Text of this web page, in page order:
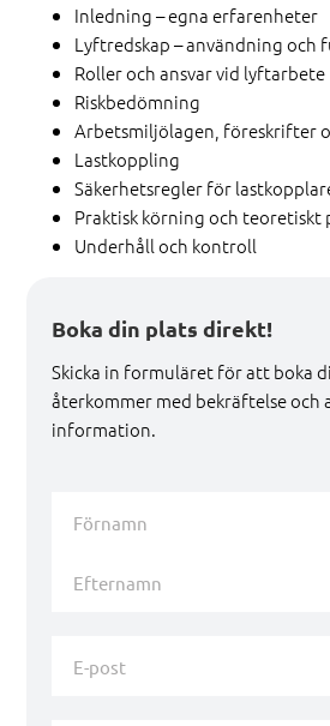
Inledning – egna erfarenheter
Lyftredskap – användning och
Roller och ansvar vid lyftarbete
Riskbedömning
Arbetsmiljölagen, föreskrifter
Lastkoppling
Säkerhetsregler för
Praktisk körning och teoretiskt
Underhåll och kontroll
Boka din plats direkt!
Skicka in formuläret för att boka
återkommer med bekräftelse och
information.
post *